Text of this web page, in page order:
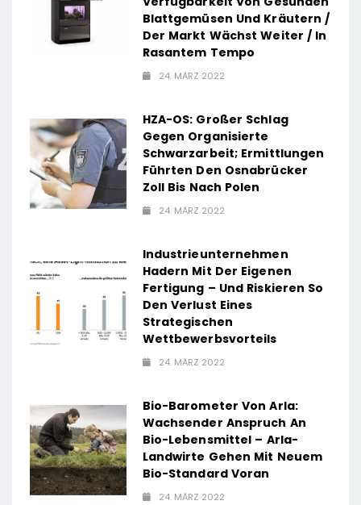
Blattgemüsen Und Kräutern /
Der Markt Wächst Weiter / In
Rasantem Tempo
24. MÄRZ 2022
HZA-OS: Großer Schlag
Gegen Organisierte
Schwarzarbeit; Ermittlungen
Führten Den Osnabrücker
Zoll Bis Nach Polen
24. MÄRZ 2022
Industrieunternehmen
Hadern Mit Der Eigenen
Fertigung – Und Riskieren So
Den Verlust Eines
Strategischen
Wettbewerbsvorteils
24. MÄRZ 2022
Bio-Barometer Von Arla:
Wachsender Anspruch An
Bio-Lebensmittel – Arla-
Landwirte Gehen Mit Neuem
Bio-Standard Voran
24. MÄRZ 2022